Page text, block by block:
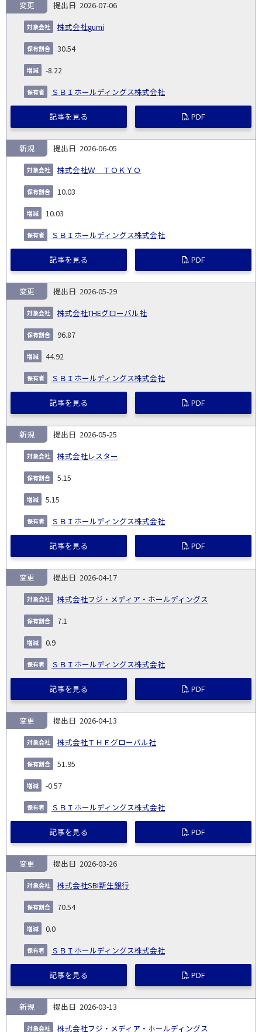
2026-07-06
株式会社gumi
変更
30.54
-8.22
ＳＢＩホールディングス株式会社
記事を見る PDF
2026-06-05
株式会社Ｗ ＴＯＫＹＯ
新規
10.03
10.03
ＳＢＩホールディングス株式会社
記事を見る PDF
2026-05-29
株式会社THEグローバル社
変更
96.87
44.92
ＳＢＩホールディングス株式会社
記事を見る PDF
2026-05-25
株式会社レスター
新規
5.15
5.15
ＳＢＩホールディングス株式会社
記事を見る PDF
2026-04-17
株式会社フジ・メディア・ホールディングス
変更
7.1
0.9
ＳＢＩホールディングス株式会社
記事を見る PDF
2026-04-13
株式会社ＴＨＥグローバル社
変更
51.95
-0.57
ＳＢＩホールディングス株式会社
記事を見る PDF
2026-03-26
株式会社SBI新生銀行
変更
70.54
0.0
ＳＢＩホールディングス株式会社
記事を見る PDF
2026-03-13
株式会社フジ・メディア・ホールディングス
新規